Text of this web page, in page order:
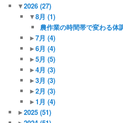
▼2026(27)
▼8月 (1)
農作業の時間帯で変わる体
►7月 (4)
►6月 (4)
►5月 (5)
►4月 (3)
►3月 (3)
►2月 (3)
►1月 (4)
►2025(51)